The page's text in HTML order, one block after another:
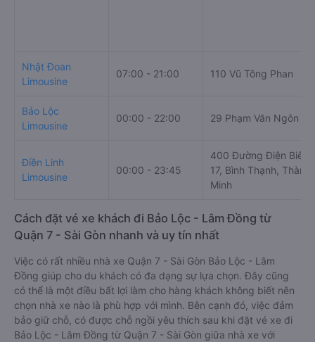
Nhật Đoan
Limousine
07:00 - 21:00 110 Vũ Tông Phan
Bảo Lộc
Limousine
00:00 - 22:00 29 Phạm Văn Ngôn
Điền Linh
Limousine
00:00 - 23:45
400 Đường Điện Biên
17, Bình Thạnh, Thành
Minh
Cách đặt vé xe khách đi Bảo Lộc - Lâm Đồng từ
Quận 7 - Sài Gòn nhanh và uy tín nhất
Việc có rất nhiều nhà xe Quận 7 - Sài Gòn Bảo Lộc - Lâm
Đồng giúp cho du khách có đa dạng sự lựa chọn. Đây cũng
có thể là một điều bất lợi làm cho hàng khách không biết nên
chọn nhà xe nào là phù hợp với mình. Bên cạnh đó, việc đảm
bảo giữ chỗ, có được chỗ ngồi yêu thích sau khi đặt vé xe đi
Bảo Lộc - Lâm Đồng từ Quận 7 - Sài Gòn giữa nhà xe với